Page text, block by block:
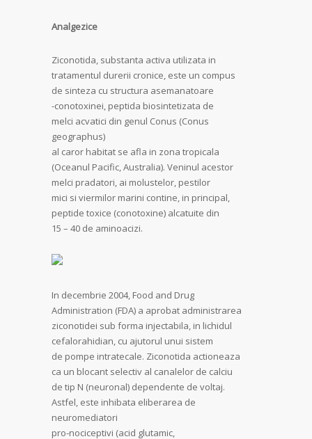
Analgezice
Ziconotida, substanta activa utilizata in
tratamentul durerii cronice, este un compus
de sinteza cu structura asemanatoare
-conotoxinei, peptida biosintetizata de
melci acvatici din genul Conus (Conus
geographus)
al caror habitat se afla in zona tropicala
(Oceanul Pacific, Australia). Veninul acestor
melci pradatori, ai molustelor, pestilor
mici si viermilor marini contine, in principal,
peptide toxice (conotoxine) alcatuite din
15 – 40 de aminoacizi.
In decembrie 2004, Food and Drug
Administration (FDA) a aprobat administrarea
ziconotidei sub forma injectabila, in lichidul
cefalorahidian, cu ajutorul unui sistem
de pompe intratecale. Ziconotida actioneaza
ca un blocant selectiv al canalelor de calciu
de tip N (neuronal) dependente de voltaj.
Astfel, este inhibata eliberarea de
neuromediatori
pro-nociceptivi (acid glutamic,